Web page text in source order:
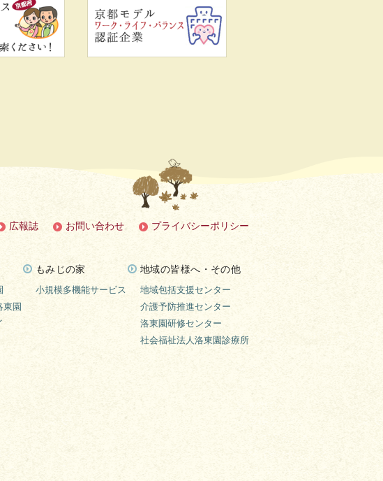
広報誌 お問い合わせ プライバシーポリシー
東園
もみじの家
小規模多機能サービス
地域の皆様へ・その他
地域包括支援センター
介護予防推進センター
洛東園研修センター
社会福祉法人洛東園診療所